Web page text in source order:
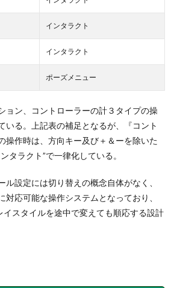
インタラクト
インタラクト
ポーズメニュー
ョン、コントローラーの計３タイプの操
いる。上記表の補足となるが、『コント
操作時は、方向キー及び＋＆ーを除いた
タラクト”で一律化している。
ル設定には切り替えの概念自体がなく、
対応可能な操作システムとなっており、
イスタイルを途中で変えても順応する設計